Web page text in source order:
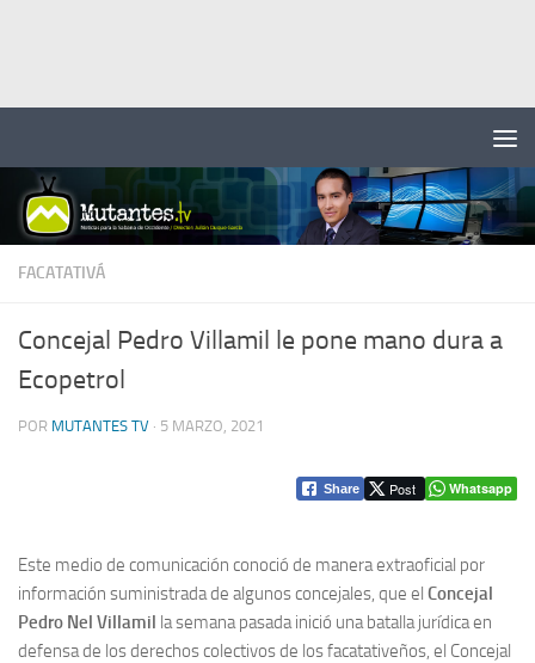
FACATATIVÁ
Concejal Pedro Villamil le pone mano dura a
Ecopetrol
POR MUTANTES TV · 5 MARZO, 2021
Share Post Whatsapp
Este medio de comunicación conoció de manera extraoficial por
información suministrada de algunos concejales, que el Concejal
Pedro Nel Villamil la semana pasada inició una batalla jurídica en
defensa de los derechos colectivos de los facatativeños, el Concejal